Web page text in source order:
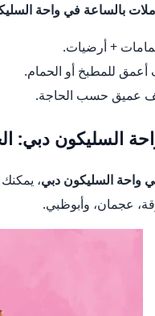
بالساعة في واحة
+ أرضيات.
للمطبخ أو الحمام.
عميق حسب الحاجة.
السليكون دبي:
واحة السليكون دبي،
عجمان، وأبوظبي.